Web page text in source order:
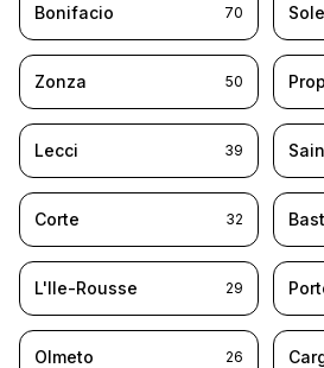
Bonifacio 70
Zonza 50
Lecci 39
Corte 32
L'Ile-Rousse 29
Olmeto 26